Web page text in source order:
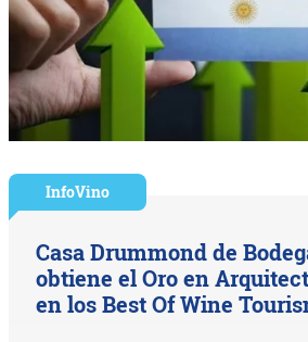
InfoVino
Casa Drummond de
obtiene el Oro en
en los Best Of Wine